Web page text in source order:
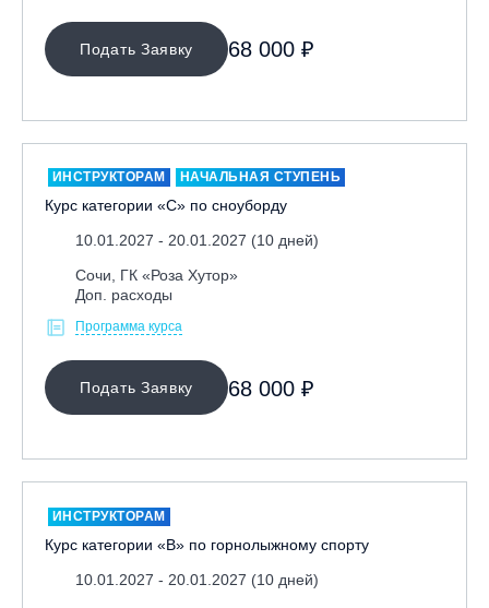
Москва, «Воробьевы Горы»
Москва, Парк «Ходынское поле»
Москва, Скалодром "Атмосфера"
Москва, СЭК «Лата Трэк»
Москва, ул. Олеко Дундича 19/15
Московская обл., ВГК «Лисья Гора»
Московская обл., ГК Леонида Тягачёва
Московская обл., ГЛК «Красная Горка»
Московская обл., п. Чулково, ГК «Гая Северина»
Московская обл., Сергиев Посад, вейк парк Boardberry
Нижегородская обл., СК «Хабарское»
Приморский край, ГЛК «Медвежья Долина»
Подать Заявку 68 000 ₽
ИНСТРУКТОРАМ НАЧАЛЬНАЯ СТУПЕНЬ
Курс категории «С» по сноуборду
10.01.2027 - 20.01.2027 (10 дней)
Сочи, ГК «Роза Хутор»
Доп. расходы
Программа курса
Подать Заявку 68 000 ₽
ИНСТРУКТОРАМ
Курс категории «В» по горнолыжному спорту
10.01.2027 - 20.01.2027 (10 дней)